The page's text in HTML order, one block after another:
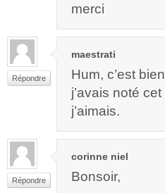
merci
Répondre
maestrati
Hum, c’est
j’avais noté
j’aimais.
Répondre
corinne niel
Bonsoir,